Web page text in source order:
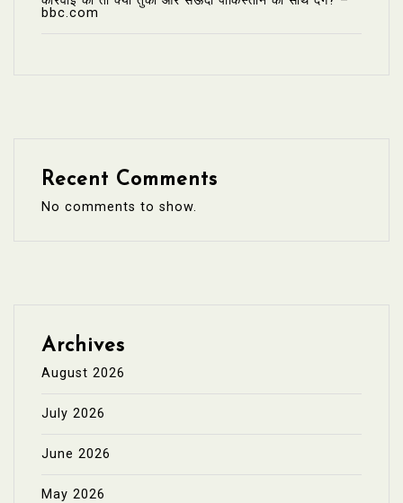
bbc.com
Recent Comments
No comments to show.
Archives
August 2026
July 2026
June 2026
May 2026